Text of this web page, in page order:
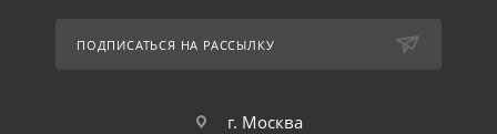
ПОДПИСАТЬСЯ НА РАССЫЛКУ
г. Москва